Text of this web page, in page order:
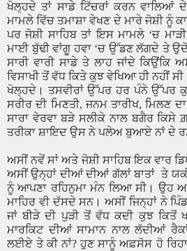
ਖੋਲ੍ਹਦੇ ਤਾਂ ਸਾਡੇ ਟਿੱਚਰਾਂ ਕਰਨ
ਮਾਮਲੇ ਵਿੱਚ ਤਮਾਸ਼ਾ ਵੇਖਣ ਦੇ ਮਾਰੇ ਜੋਸ਼ੀ ਨੂੰ
ਪਰ ਜੋਸ਼ੀ ਸਾਹਿਬ ਤਾਂ ਇਸ ਮਾਮਲੇ ‘ਚ
ਮਾਈ ਬੁੱਢੀ ਵਾਂਗੂ ਹਵਾ ‘ਚ ਉੱਡਣ ਲੱਗਦੇ ਤੇ ਉਦੋਂ
ਸਾਰੀ ਵਾਰੀ ਸਾਡੇ ਤੇ ਲਾਹ ਜਾਂਦੇ ਕਿਉਂਕਿ
ਵਿਸਾਖੀ ਤੋਂ ਵੱਧ ਕਿਤੇ ਕੁਝ ਵੇਖਿਆ ਹੀ ਨਹੀਂ
ਖੋਲ੍ਹਦੇ। ਤਸਵੀਰਾਂ ਉੱਪਰ ਹਰ ਪੰਨੇ ਉੱਪਰ
ਸਰੀਰ ਦੀ ਮਿਣਤੀ,ਜਨਮ ਤਾਰੀਖ,ਮਿਲਣ
ਸਾਰਾ ਵੇਰਵਾ ਬੜੇ ਸਲੀਕੇ ਨਾਲ ਬਗੈਰ ਕਿਸੇ
ਤਰੀਕਾ ਸ਼ਾਇਦ ਉਸ ਨੇ ਪਲੇਅ ਬੁਆਏ ਨਾਂ ਦੇ
ਅਸੀਂ ਨਵੇਂ ਸਾਂ ਅਤੇ ਜੋਸ਼ੀ ਸਾਹਿਬ ਇਕ ਵਾਰ
ਅਸੀਂ ਉਨ੍ਹਾਂ ਦੀਆਂ ਦੀਆਂ ਗੱਲਾਂ ਬਾਤਾਂ ਤੇ
ਨੂੰ ਆਪਣਾ ਰਹਿਨੁਮਾ ਮੰਨ ਲਿਆ ਸੀ। ਉਹ
ਮਾਹਿਰ ਵੀ ਦੱਸਦੇ ਸਨ। ਅਸੀਂ ਜਿਨ੍ਹਾਂ ਨੇ
ਜਾਂ ਬੀੜੇ ਦੀ ਪੁੜੀ ਤੋਂ ਵੱਧ ਕਦੀ ਕੁਝ ਕਿਤੋਂ
ਮਾਰਕਿਟ ਦੀਆਂ ਸਾਮਾਨ ਨਾਲ ਲੱਦੀਆਂ
ਲਈਏ ਤੇ ਕੀ ਨਾਂ?ਹੁਣ ਸਾਨੂੰ ਅਫ਼ਸੋਸ ਹੋ